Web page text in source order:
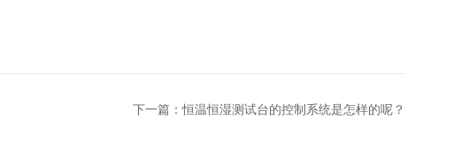
下一篇：恒温恒湿测试台的控制系统是怎样的呢？